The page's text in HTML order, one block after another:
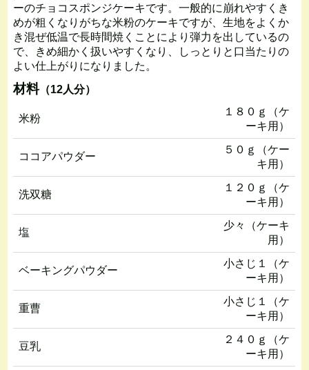
ーのチョコスポンジケーキです。一般的に崩れやすくき
めが粗くなりがちな米粉のケーキですが、生地をよくか
き混ぜ低温で長時間焼くことにより弾力を出しているの
で、きめ細かく扱いやすくなり、しっとりと口当たりの
よい仕上がりになりました。
材料（12人分）
米粉
１８０ｇ（ケ
ーキ用）
ココアパウダー
５０ｇ（ケー
キ用）
洗双糖
１２０ｇ（ケ
ーキ用）
塩
少々（ケーキ
用）
ベーキングパウダー
小さじ１（ケ
ーキ用）
重曹
小さじ１（ケ
ーキ用）
豆乳
２４０ｇ（ケ
ーキ用）